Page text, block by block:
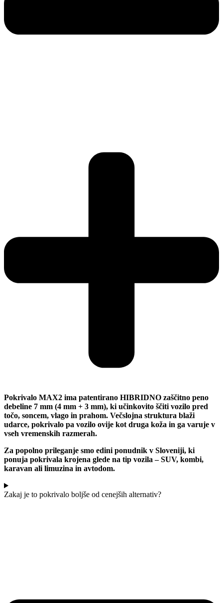
Pokrivalo MAX2 ima patentirano HIBRIDNO zaščitno peno
debeline 7 mm (4 mm + 3 mm), ki učinkovito ščiti vozilo pred
točo, soncem, vlago in prahom. Večslojna struktura blaži
udarce, pokrivalo pa vozilo ovije kot druga koža in ga varuje v
vseh vremenskih razmerah.
Za popolno prileganje smo edini ponudnik v Sloveniji, ki
ponuja pokrivala krojena glede na tip vozila – SUV, kombi,
karavan ali limuzina in avtodom.
Zakaj je to pokrivalo boljše od cenejših alternativ?